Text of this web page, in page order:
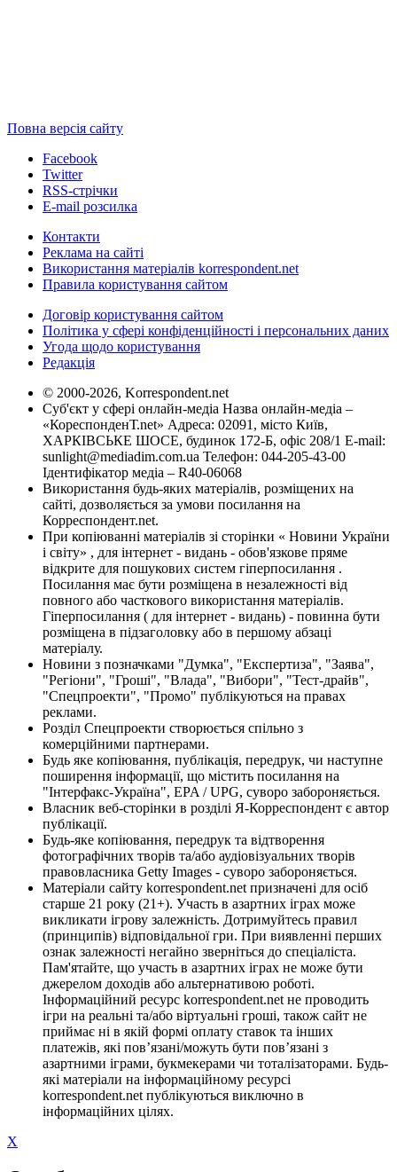
Повна версія сайту
Facebook
Twitter
RSS-стрічки
E-mail розсилка
Контакти
Реклама на сайті
Використання матеріалів korrespondent.net
Правила користування сайтом
Договір користування сайтом
Політика у сфері конфіденційності і персональних даних
Угода щодо користування
Редакція
© 2000-2026, Korrespondent.net
Суб'єкт у сфері онлайн-медіа Назва онлайн-медіа –
«КореспонденТ.net» Адреса: 02091, місто Київ,
ХАРКІВСЬКЕ ШОСЕ, будинок 172-Б, офіс 208/1 E-mail:
sunlight@mediadim.com.ua Телефон: 044-205-43-00
Ідентифікатор медіа – R40-06068
Використання будь-яких матеріалів, розміщених на
сайті, дозволяється за умови посилання на
Корреспондент.net.
При копіюванні матеріалів зі сторінки « Новини України
і світу» , для інтернет - видань - обов'язкове пряме
відкрите для пошукових систем гіперпосилання .
Посилання має бути розміщена в незалежності від
повного або часткового використання матеріалів.
Гіперпосилання ( для інтернет - видань) - повинна бути
розміщена в підзаголовку або в першому абзаці
матеріалу.
Новини з позначками "Думка", "Експертиза", "Заява",
"Регіони", "Гроші", "Влада", "Вибори", "Тест-драйв",
"Спецпроекти", "Промо" публікуються на правах
реклами.
Розділ Спецпроекти створюється спільно з
комерційними партнерами.
Будь яке копіювання, публікація, передрук, чи наступне
поширення інформації, що містить посилання на
"Інтерфакс-Україна", EPA / UPG, суворо забороняється.
Власник веб-сторінки в розділі Я-Корреспондент є автор
публікації.
Будь-яке копіювання, передрук та відтворення
фотографічних творів та/або аудіовізуальних творів
правовласника Getty Images - суворо забороняється.
Матеріали сайту korrespondent.net призначені для осіб
старше 21 року (21+). Участь в азартних іграх може
викликати ігрову залежність. Дотримуйтесь правил
(принципів) відповідальної гри. При виявленні перших
ознак залежності негайно зверніться до спеціаліста.
Пам'ятайте, що участь в азартних іграх не може бути
джерелом доходів або альтернативою роботі.
Інформаційний ресурс korrespondent.net не проводить
ігри на реальні та/або віртуальні гроші, також сайт не
приймає ні в якій формі оплату ставок та інших
платежів, які пов’язані/можуть бути пов’язані з
азартними іграми, букмекерами чи тоталізаторами. Будь-
які матеріали на інформаційному ресурсі
korrespondent.net публікуються виключно в
інформаційних цілях.
X